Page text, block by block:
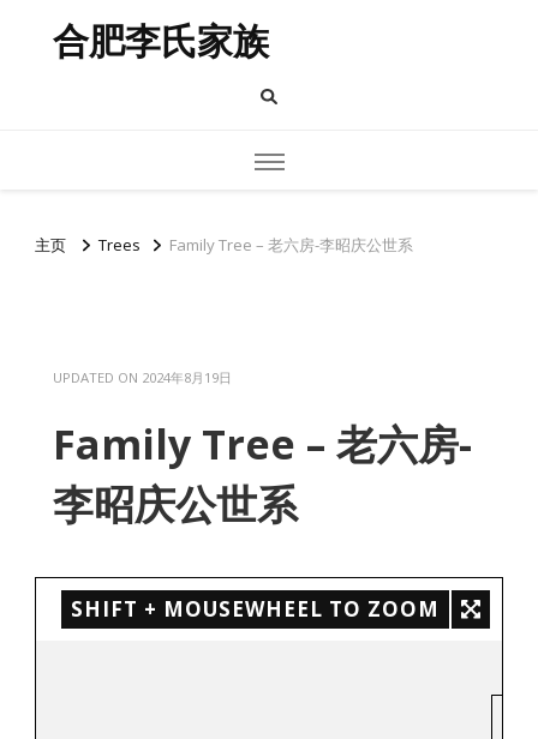
合肥李氏家族
主页 Trees Family Tree – 老六房-李昭庆公世系
UPDATED ON 2024年8月19日
Family Tree – 老六房-
李昭庆公世系
SHIFT + MOUSEWHEEL TO ZOOM